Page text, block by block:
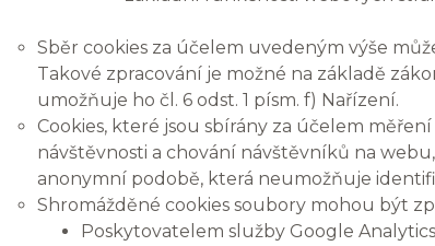
Sběr cookies za účelem uvedeným výše
Takové zpracování je možné na základě
umožňuje ho čl. 6 odst. 1 písm. f) Nařízení.
Cookies, které jsou sbírány za účelem
návštěvnosti a chování návštěvníků na
anonymní podobě, která neumožňuje
Shromážděné cookies soubory mohou být
Poskytovatelem služby Google